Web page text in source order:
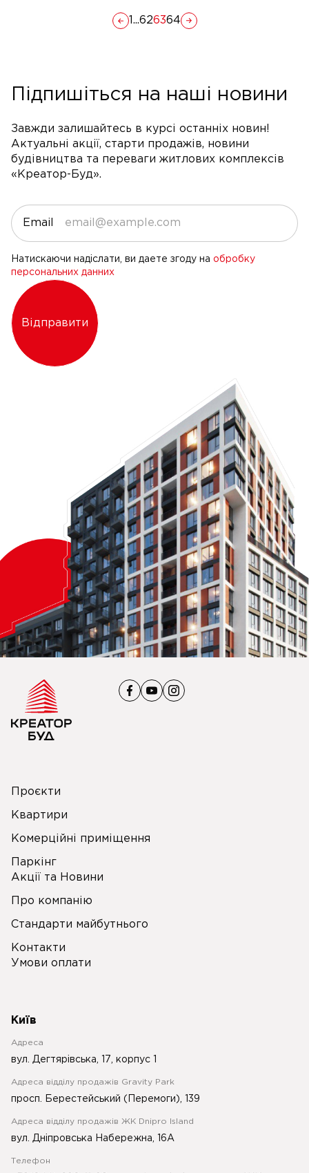
1 ...626364
Підпишіться на наші новини
Завжди залишайтесь в курсі останніх новин!
Актуальні акції, старти продажів, новини
будівництва та переваги житлових комплексів
«Креатор-Буд».
Email
Натискаючи надіслати, ви даете згоду на обробку
персональних данних
Відправити
Проєкти
Квартири
Комерційні приміщення
Паркінг
Акції та Новини
Про компанію
Стандарти майбутнього
Контакти
Умови оплати
Київ
Адреса
вул. Дегтярівська, 17, корпус 1
Адреса відділу продажів Gravity Park
просп. Берестейський (Перемоги), 139
Адреса відділу продажів ЖК Dnipro Island
вул. Дніпровська Набережна, 16А
Телефон